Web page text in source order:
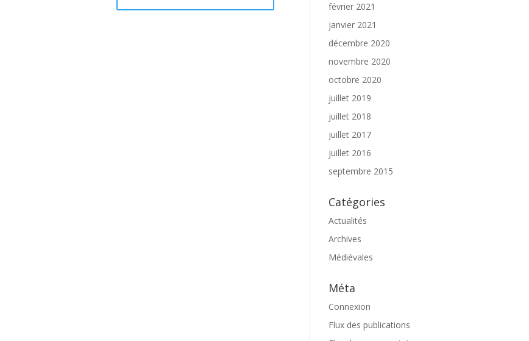
février 2021
janvier 2021
décembre 2020
novembre 2020
octobre 2020
juillet 2019
juillet 2018
juillet 2017
juillet 2016
septembre 2015
Catégories
Actualités
Archives
Médiévales
Méta
Connexion
Flux des publications